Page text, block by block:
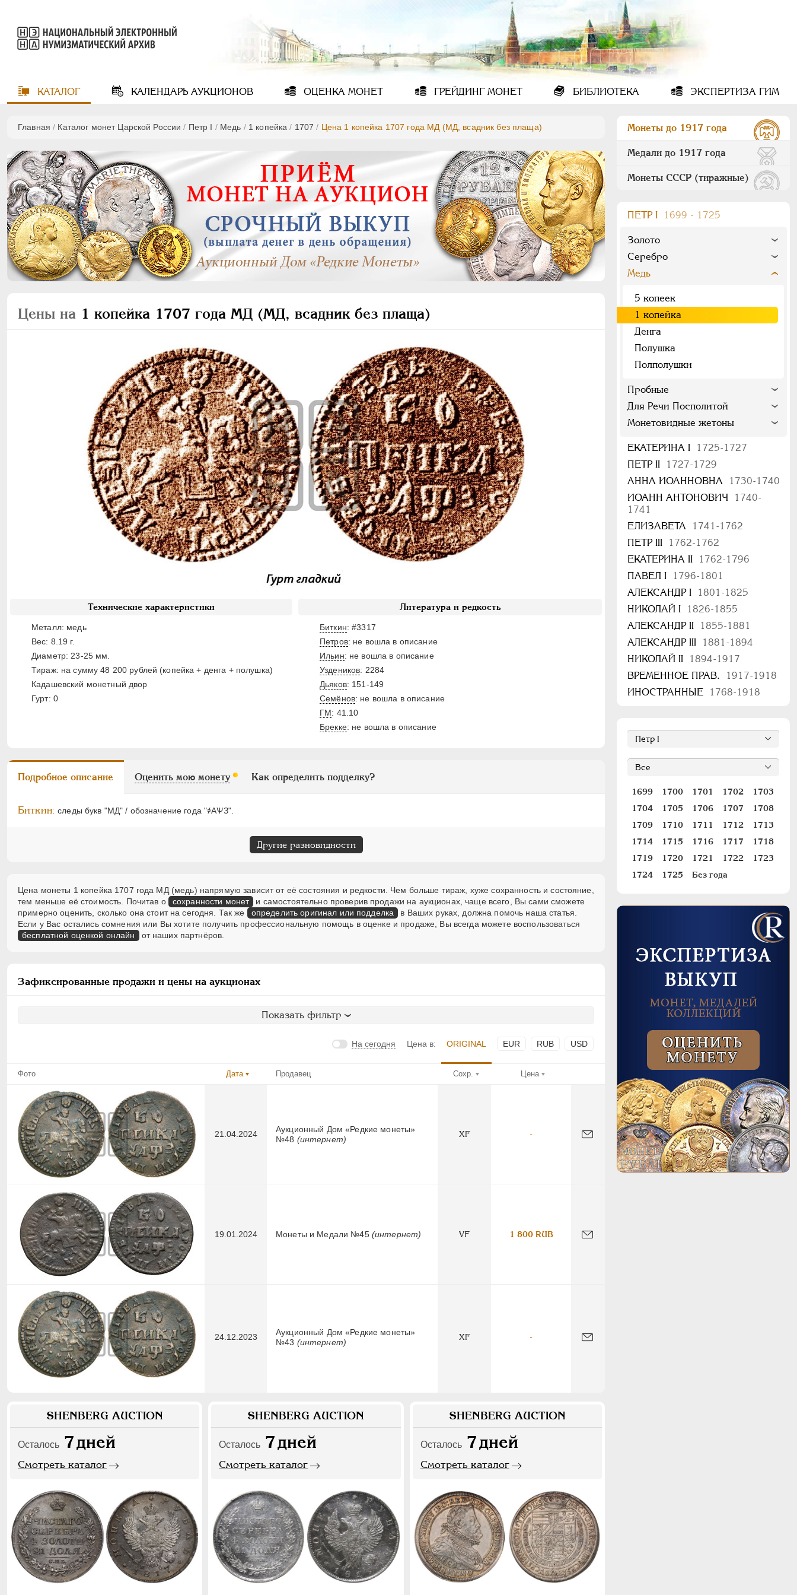
КАТАЛОГ КАЛЕНДАРЬАУКЦИОНОВ ОЦЕНКА МОНЕТ ГРЕЙДИНГМОНЕТ БИБЛИОТЕКА ЭКСПЕРТИЗА ГИМ
Главная / Каталог монет Царской России / Пeтр I / Медь / 1 копейка / 1707 / Цена 1 копейка 1707 года МД (МД, всадник без плаща)
Цены на 1 копейка 1707 года МД (МД, всадник без плаща)
Технические характеристики
Металл: медь
Вес: 8.19 г.
Диаметр: 23-25 мм.
Тираж: на сумму 48 200 рублей (копейка + денга + полушка)
Кадашевский монетный двор
Гурт: 0
Литература и редкость
Биткин: #3317
Петров: не вошла в описание
Ильин: не вошла в описание
Уздеников: 2284
Дьяков: 151-149
Семёнов: не вошла в описание
ГМ: 41.10
Брекке: не вошла в описание
Подробное описание Оценить мою монету Как определить подделку?
Биткин: следы букв "МД" / обозначение года "҂АѰЗ".
Другие разновидности
Цена монеты 1 копейка 1707 года МД (медь) напрямую зависит от её состояния и редкости. Чем больше тираж, хуже сохранность и состояние,
тем меньше её стоимость. Почитав о
сохранности монет
и самостоятельно проверив продажи на аукционах, чаще всего, Вы сами сможете
примерно оценить, сколько она стоит на сегодня. Так же
определить оригинал или подделка
в Ваших руках, должна помочь наша статья.
Если у Вас остались сомнения или Вы хотите получить профессиональную помощь в оценке и продаже, Вы всегда можете воспользоваться
бесплатной оценкой онлайн от наших партнёров.
Зафиксированные продажи и цены на аукционах
Показать фильтр
На сегодня Цена в: ORIGINAL EUR RUB USD
Фото Дата Продавец Сохр. Цена
21.04.2024
Аукционный Дом «Редкие монеты»
№48 (интернет)
XF -
19.01.2024 Монеты и Медали №45 (интернет) VF 1 800 RUB
24.12.2023
Аукционный Дом «Редкие монеты»
№43 (интернет)
XF -
SHENBERG AUCTION
Осталось 7дней
Смотреть каталог
SHENBERG AUCTION
Осталось 7дней
Смотреть каталог
SHENBERG AUCTION
Осталось 7дней
Смотреть каталог
Монеты до 1917 года
Медали до 1917 года
Монеты СССР (тиражные)
ПEТР I 1699 - 1725
Золото
Серебро
Медь
5 копеек
1 копейка
Денга
Полушка
Полполушки
Пробные
Для Речи Посполитой
Монетовидные жетоны
ЕКАТЕРИНА I
1725-1727
ПЕТР II
1727-1729
АННА ИОАННОВНА
1730-1740
ИОАНН АНТОНОВИЧ
1740-
1741
ЕЛИЗАВЕТА
1741-1762
ПЕТР III
1762-1762
ЕКАТЕРИНА II
1762-1796
ПАВЕЛ I
1796-1801
АЛЕКСАНДР I
1801-1825
НИКОЛАЙ I
1826-1855
АЛЕКСАНДР II
1855-1881
АЛЕКСАНДР III
1881-1894
НИКОЛАЙ II
1894-1917
ВРЕМЕННОЕ ПРАВ.
1917-1918
ИНОСТРАННЫЕ
1768-1918
1699 1700 1701 1702
1703
1704
1705 1706 1707
1708
1709
1710 1711 1712
1713
1714
1715 1716 1717
1718
1719
1720 1721 1722
1723
1724
1725 Без года